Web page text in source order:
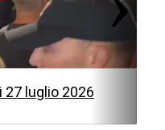
27 luglio 2026